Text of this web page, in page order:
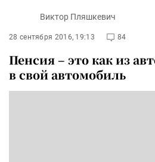
Виктор Пляшкевич
28 сентября 2016, 19:13 84
Пенсия – это как из
в свой автомобиль